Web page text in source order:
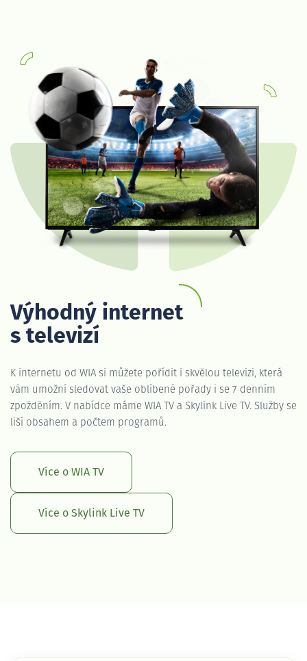
Výhodný internet
s televizí
K internetu od WIA si můžete pořídit i skvělou televizi, která
vám umožní sledovat vaše oblíbené pořady i se 7 denním
zpožděním. V nabídce máme WIA TV a Skylink Live TV. Služby se
liší obsahem a počtem programů.
Více o WIA TV
Více o Skylink Live TV